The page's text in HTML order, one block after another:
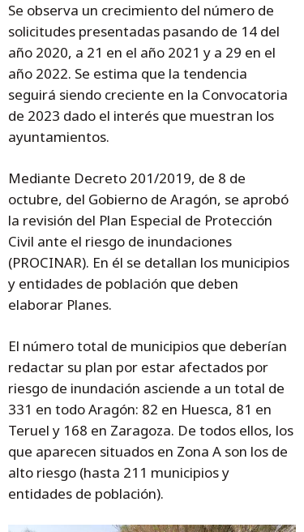
Se observa un crecimiento del número de
solicitudes presentadas pasando de 14 del
año 2020, a 21 en el año 2021 y a 29 en el
año 2022. Se estima que la tendencia
seguirá siendo creciente en la Convocatoria
de 2023 dado el interés que muestran los
ayuntamientos.
Mediante Decreto 201/2019, de 8 de
octubre, del Gobierno de Aragón, se aprobó
la revisión del Plan Especial de Protección
Civil ante el riesgo de inundaciones
(PROCINAR). En él se detallan los municipios
y entidades de población que deben
elaborar Planes.
El número total de municipios que deberían
redactar su plan por estar afectados por
riesgo de inundación asciende a un total de
331 en todo Aragón: 82 en Huesca, 81 en
Teruel y 168 en Zaragoza. De todos ellos, los
que aparecen situados en Zona A son los de
alto riesgo (hasta 211 municipios y
entidades de población).